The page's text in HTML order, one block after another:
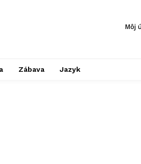
Môj
Zábava Jazyk